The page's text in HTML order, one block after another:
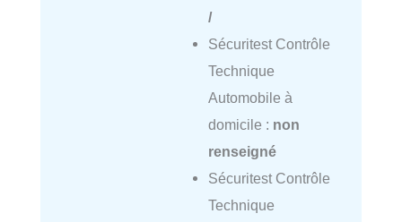
/
Sécuritest Contrôle
Technique
Automobile à
domicile : non
renseigné
Sécuritest Contrôle
Technique